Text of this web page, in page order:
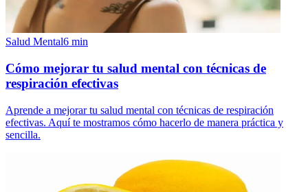
Salud Mental6 min
Cómo mejorar tu salud mental con técnicas de
respiración efectivas
Aprende a mejorar tu salud mental con técnicas de respiración
efectivas. Aquí te mostramos cómo hacerlo de manera práctica y
sencilla.